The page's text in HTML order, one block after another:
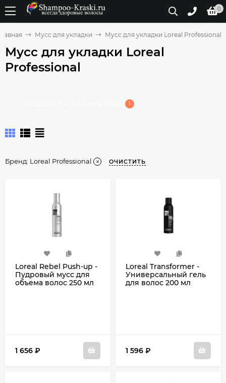
0
Мусс для укладки Мусс для укладки Loreal Professional
Мусс для укладки Loreal
Professional
1
Бренд: Loreal Professional ОЧИСТИТЬ
Loreal Rebel Push-up -
Пудровый мусс для
объема волос 250 мл
1 656 ₽
Loreal Transformer -
Универсальный гель
для волос 200 мл
1 596 ₽